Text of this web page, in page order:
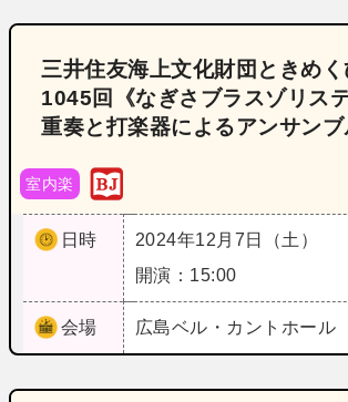
三井住友海上文化財団ときめ
1045回《なぎさブラスゾリス
重奏と打楽器によるアンサンブ
室内楽
日時
2024年12月7日（土）
開演：15:00
会場 広島ベル・カントホール